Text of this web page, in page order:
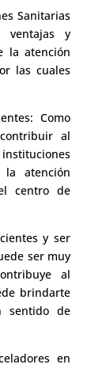
Sanitarias
ventajas y
la atención
las cuales
Como
al
atención
centro de
y ser
ser muy
al
brindarte
sentido de
en